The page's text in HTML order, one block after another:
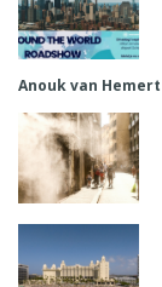
Anouk van Hemert